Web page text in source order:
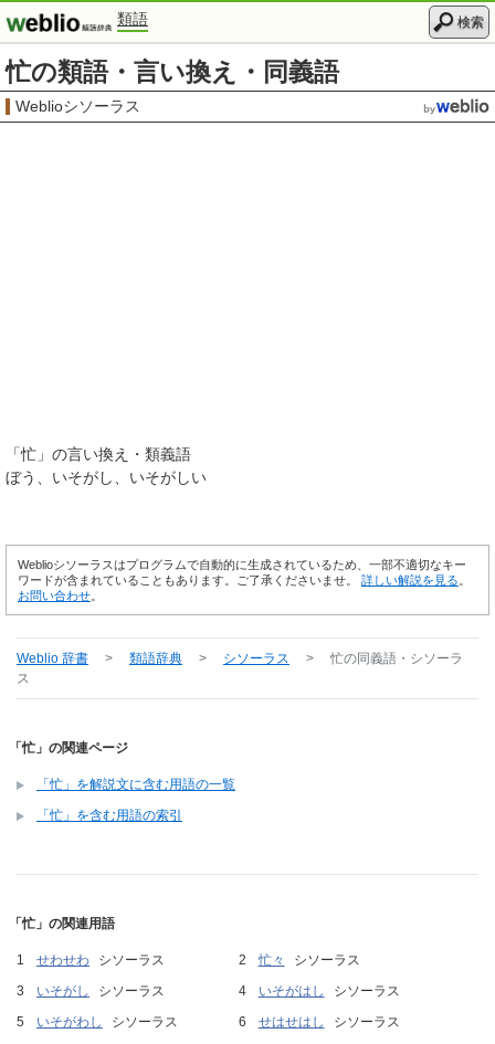
類語 検索
忙の類語・言い換え・同義語
Weblioシソーラス
「忙 」の言い換え・類義語
ぼう
いそがし いそがしい
Weblioシソーラスはプログラムで自動的に生成されているため、一部不適切なキー
ワードが含まれていることもあります。ご了承くださいませ。 詳しい解説を見る
お問い合わせ
Weblio 辞書 > 類語辞典 > シソーラス > 忙の同義語・シソーラ
ス
「忙」の関連ページ
「忙」を解説文に含む用語の一覧
「忙」を含む用語の索引
「忙」の関連用語
せわせわ シソーラス 忙々
シソーラス
いそがし
シソーラス いそがはし
シソーラス
いそがわし
シソーラス せはせはし
シソーラス